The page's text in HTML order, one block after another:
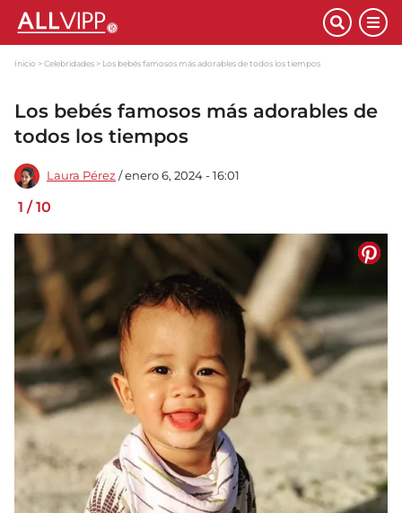
Inicio Celebridades Los bebés famosos más adorables de todos los tiempos
Los bebés famosos más adorables de
todos los tiempos
Laura Pérez / enero 6, 2024 - 16:01
1 /10